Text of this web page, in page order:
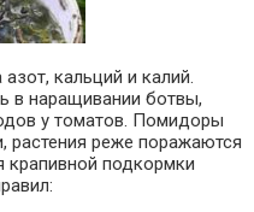
кальций и калий.
в наращивании ботвы,
у томатов. Помидоры
растения реже поражаются
крапивной подкормки